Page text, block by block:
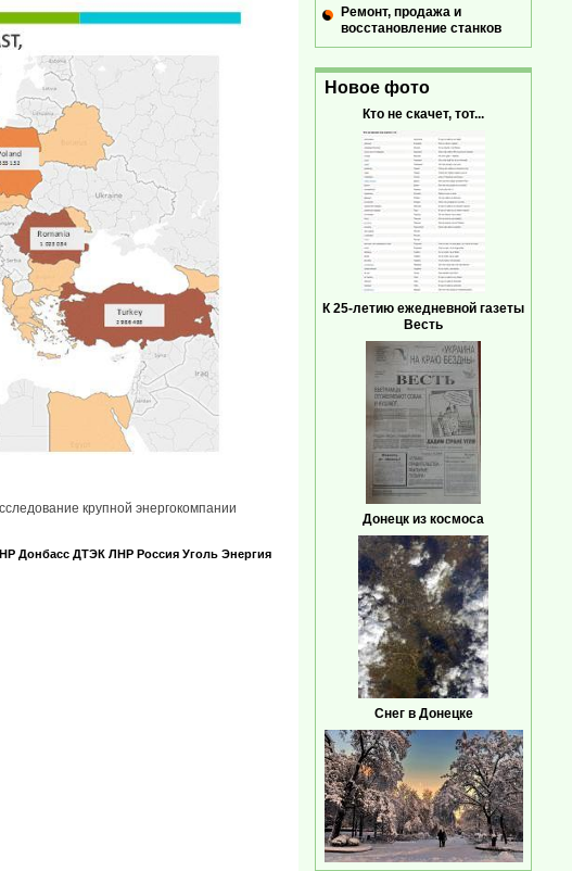
крупной энергокомпании
Донбасс ДТЭК ЛНР Россия Уголь Энергия
Ремонт, продажа и
восстановление станков
Новое фото
Кто не скачет, тот...
К 25-летию ежедневной газеты
Весть
Донецк из космоса
Снег в Донецке